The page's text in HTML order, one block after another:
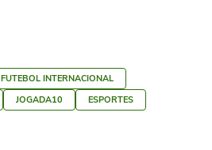
FUTEBOL INTERNACIONAL
JOGADA10
ESPORTES